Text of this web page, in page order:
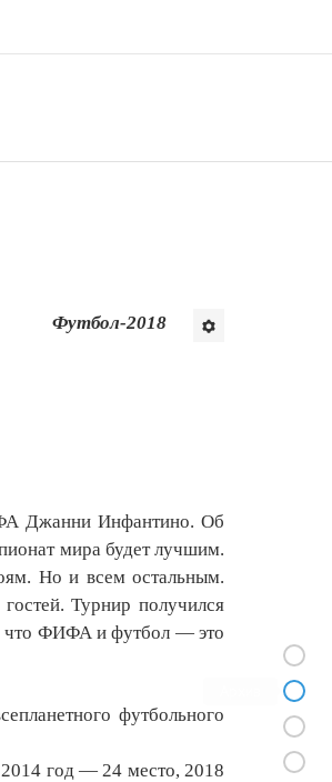
Футбол-2018
Джанни Инфантино. Об
мира будет лучшим.
Но и всем остальным.
Турнир получился
что ФИФА и футбол — это
футбольного
год — 24 место, 2018